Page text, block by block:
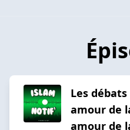
Les
amour de
amour de